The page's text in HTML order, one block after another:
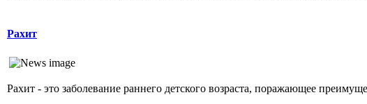
Рахит
Рахит - это заболевание раннего детского возраста, поражающее